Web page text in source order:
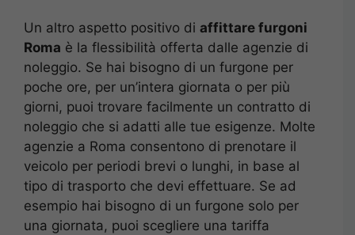
Un altro aspetto positivo di affittare furgoni
Roma è la flessibilità offerta dalle agenzie di
noleggio. Se hai bisogno di un furgone per
poche ore, per un’intera giornata o per più
giorni, puoi trovare facilmente un contratto di
noleggio che si adatti alle tue esigenze. Molte
agenzie a Roma consentono di prenotare il
veicolo per periodi brevi o lunghi, in base al
tipo di trasporto che devi effettuare. Se ad
esempio hai bisogno di un furgone solo per
una giornata, puoi scegliere una tariffa